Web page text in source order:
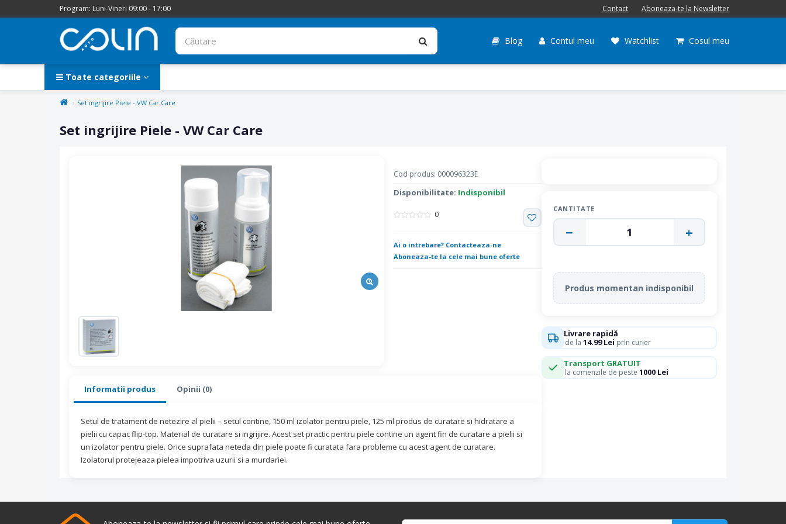
Program: Luni-Vineri 09:00 - 17:00 Contact Aboneaza-te la Newsletter
Blog Contul meu Watchlist Cosul meu
Toate categoriile
Set ingrijire Piele - VW Car Care
Set ingrijire Piele - VW Car Care
Cod produs: 000096323E
Disponibilitate: Indisponibil
0
Ai o intrebare? Contacteaza-ne
Aboneaza-te la cele mai bune oferte
Informatii produs Opinii (0)
Setul de tratament de netezire al pielii – setul contine, 150 ml izolator pentru piele, 125 ml produs de curatare si hidratare a
pielii cu capac flip-top. Material de curatare si ingrijire. Acest set practic pentru piele contine un agent fin de curatare a pielii si
un izolator pentru piele. Orice suprafata neteda din piele poate fi curatata fara probleme cu acest agent de curatare.
Izolatorul protejeaza pielea impotriva uzurii si a murdariei.
CANTITATE
− 1 +
Produs momentan indisponibil
Livrare rapidă
de la 14.99 Lei prin curier
Transport GRATUIT
la comenzile de peste 1000 Lei